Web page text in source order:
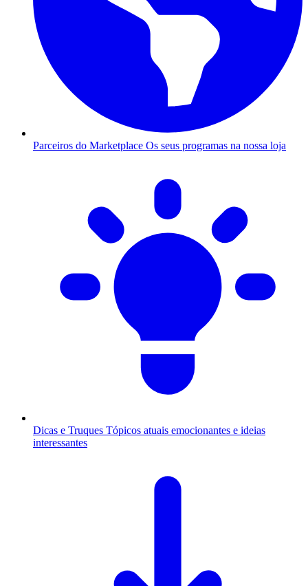
Parceiros do Marketplace Os seus programas na nossa loja
Dicas e Truques Tópicos atuais emocionantes e ideias
interessantes